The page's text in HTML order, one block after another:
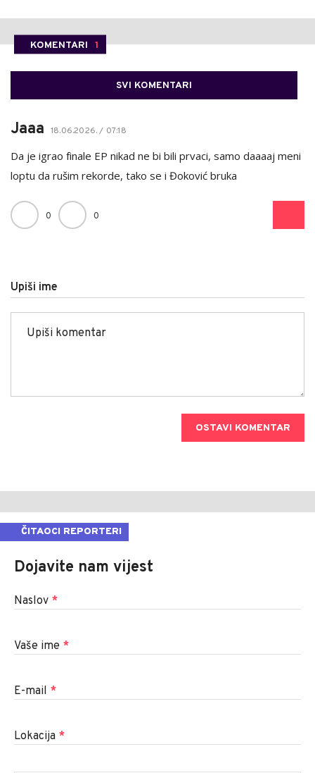
KOMENTARI 1
SVI KOMENTARI
Jaaa 18.06.2026. / 07:18
Da je igrao finale EP nikad ne bi bili prvaci, samo daaaaj meni
loptu da rušim rekorde, tako se i Đoković bruka
0 0
Upiši ime
OSTAVI KOMENTAR
ČITAOCI REPORTERI
Dojavite nam vijest
Naslov *
Vaše ime *
E-mail *
Lokacija *